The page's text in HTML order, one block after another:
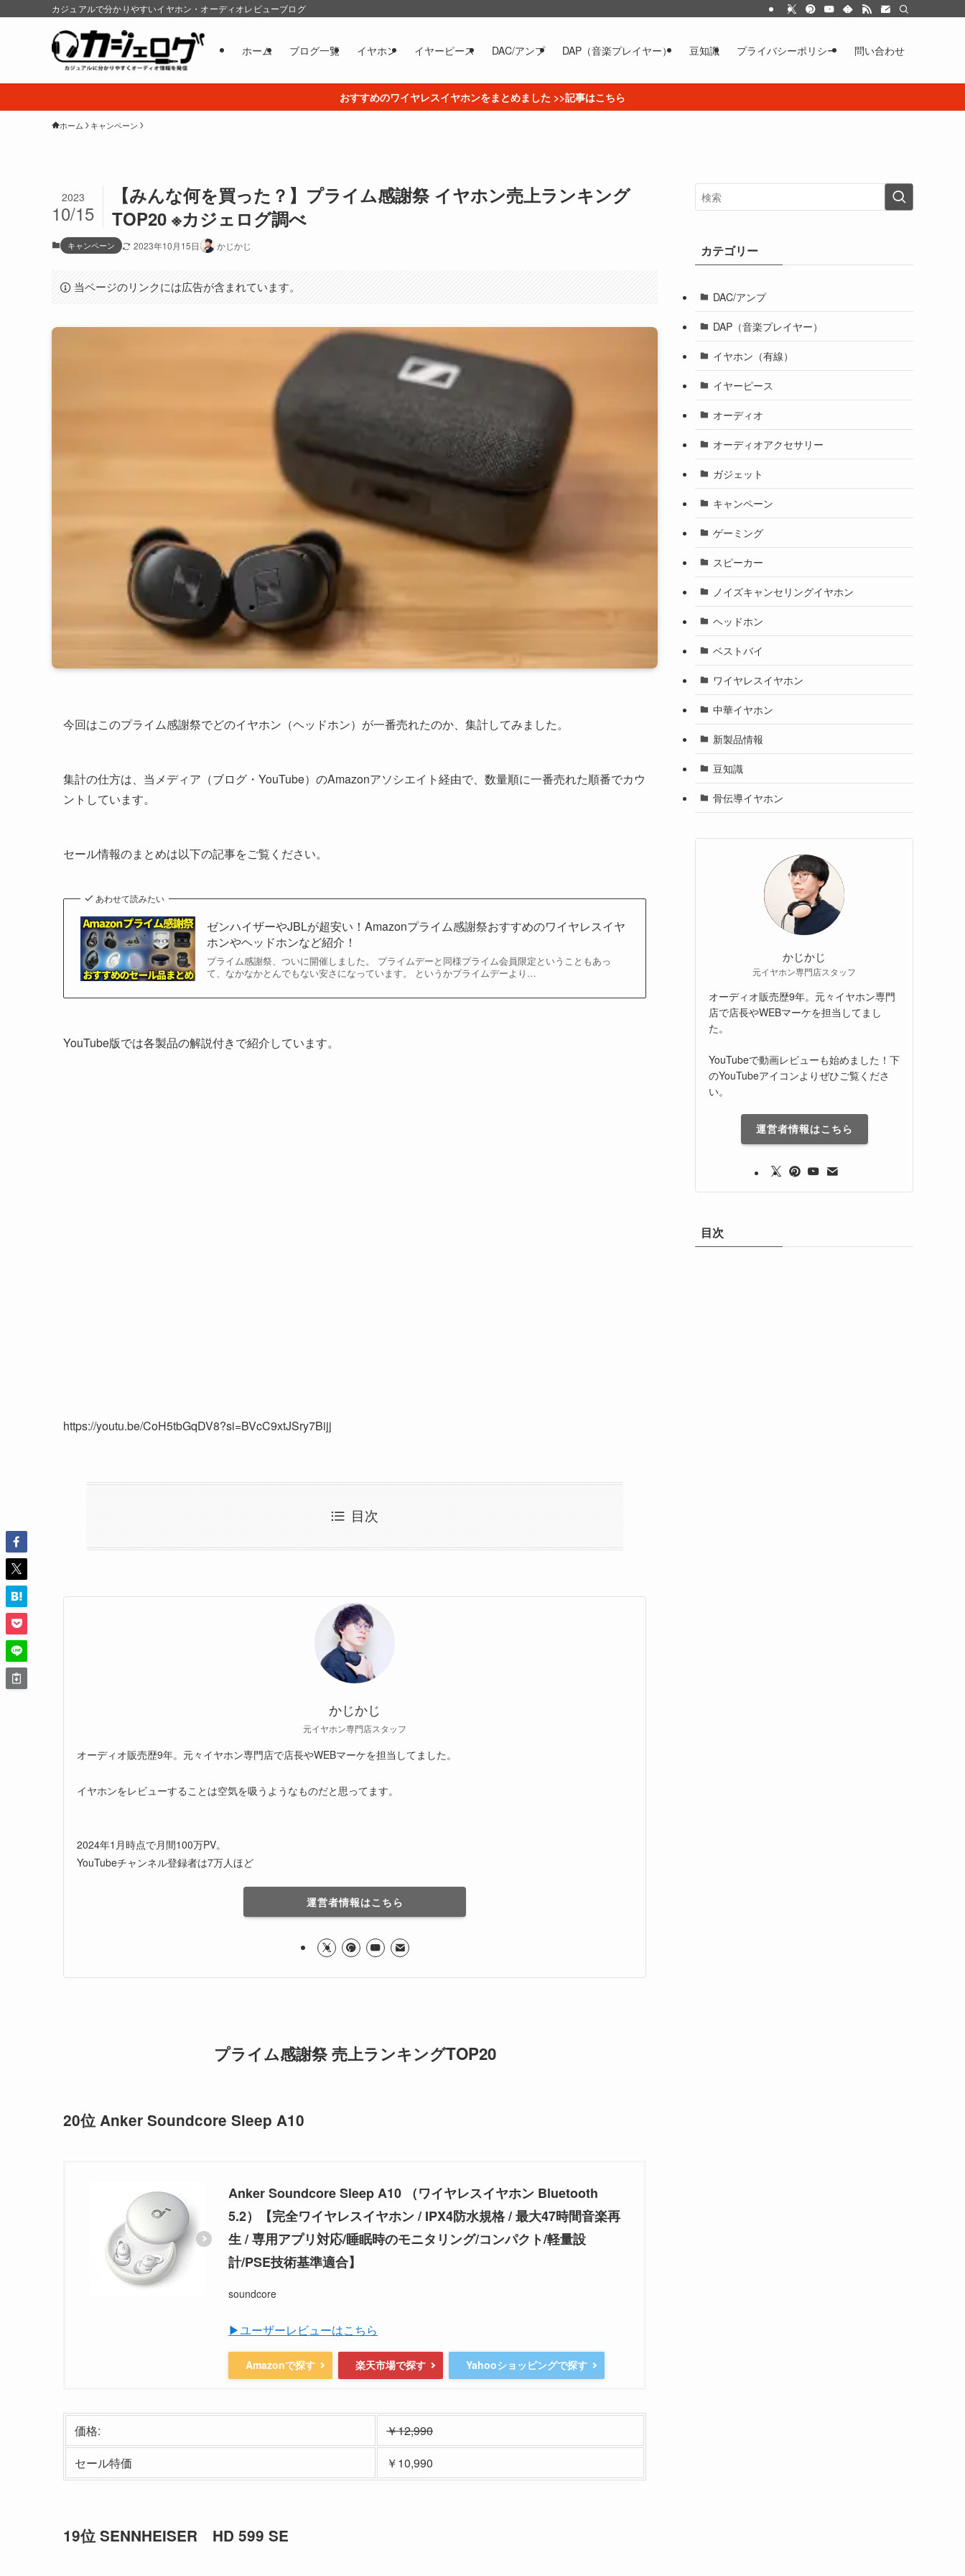
カジュアルで分かりやすいイヤホン・オーディオレビューブログ
ホーム ブログ一覧 イヤホン イヤーピース DAC/アンプ DAP（音楽プレイヤー） 豆知識 プライバシーポリシー 問い合わせ
おすすめのワイヤレスイヤホンをまとめました >>記事はこちら
ホーム キャンペーン
【みんな何を買った？】プライム感謝祭 イヤホン売上ランキング
TOP20 ※カジェログ調べ
2023
10/15
キャンペーン 2023年10月15日 かじかじ
当ページのリンクには広告が含まれています。
今回はこのプライム感謝祭でどのイヤホン（ヘッドホン）が一番売れたのか、集計してみました。
集計の仕方は、当メディア（ブログ・YouTube）のAmazonアソシエイト経由で、数量順に一番売れた順番でカウ
ントしています。
セール情報のまとめは以下の記事をご覧ください。
あわせて読みたい
ゼンハイザーやJBLが超安い！Amazonプライム感謝祭おすすめのワイヤレスイヤ
ホンやヘッドホンなど紹介！
プライム感謝祭、ついに開催しました。 プライムデーと同様プライム会員限定ということもあっ
て、なかなかとんでもない安さになっています。 というかプライムデーより…
YouTube版では各製品の解説付きで紹介しています。
https://youtu.be/CoH5tbGqDV8?si=BVcC9xtJSry7Bijj
目次
かじかじ
元イヤホン専門店スタッフ
オーディオ販売歴9年。元々イヤホン専門店で店長やWEBマーケを担当してました。
イヤホンをレビューすることは空気を吸うようなものだと思ってます。
2024年1月時点で月間100万PV。
YouTubeチャンネル登録者は7万人ほど
運営者情報はこちら
プライム感謝祭 売上ランキングTOP20
20位 Anker Soundcore Sleep A10
Anker Soundcore Sleep A10 （ワイヤレスイヤホン Bluetooth
5.2）【完全ワイヤレスイヤホン / IPX4防水規格 / 最大47時間音楽再
生 / 専用アプリ対応/睡眠時のモニタリング/コンパクト/軽量設
計/PSE技術基準適合】
soundcore
▶ユーザーレビューはこちら
Amazonで探す 楽天市場で探す Yahooショッピングで探す
価格:
￥12,990
セール特価
￥10,990
19位 SENNHEISER HD 599 SE
カテゴリー
DAC/アンプ
DAP（音楽プレイヤー）
イヤホン（有線）
イヤーピース
オーディオ
オーディオアクセサリー
ガジェット
キャンペーン
ゲーミング
スピーカー
ノイズキャンセリングイヤホン
ヘッドホン
ベストバイ
ワイヤレスイヤホン
中華イヤホン
新製品情報
豆知識
骨伝導イヤホン
かじかじ
元イヤホン専門店スタッフ
オーディオ販売歴9年。元々イヤホン専門
店で店長やWEBマーケを担当してまし
た。
YouTubeで動画レビューも始めました！下
のYouTubeアイコンよりぜひご覧くださ
い。
運営者情報はこちら
目次